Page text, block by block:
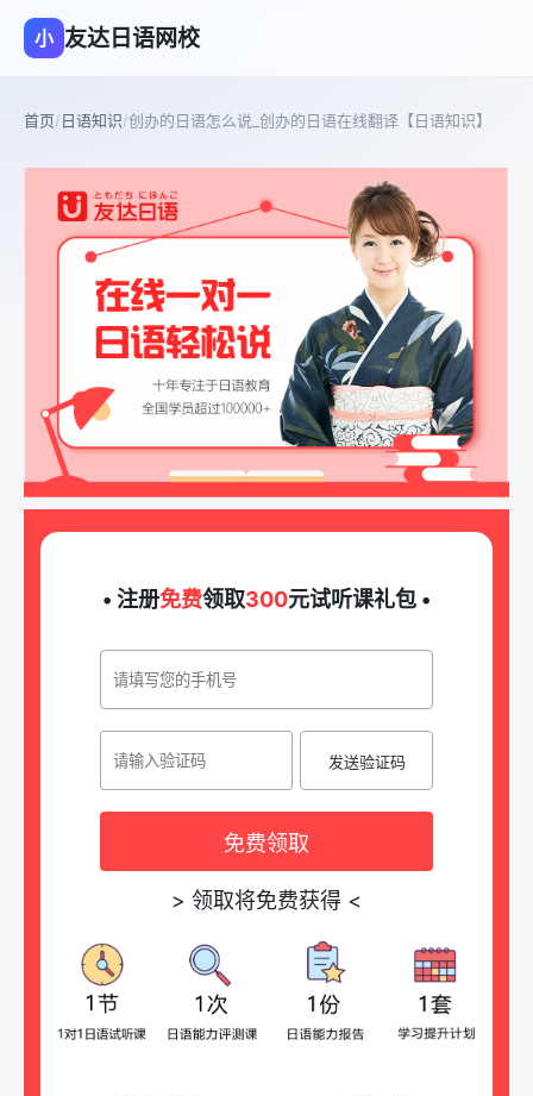
小 友达日语网校
首页/日语知识/创办的日语怎么说_创办的日语在线翻译【日语知识】
• 注册免费领取300元试听课礼包 •
发送验证码
免费领取
> 领取将免费获得 <